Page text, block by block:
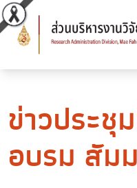
ข่าวประชุ
อบรม สัม